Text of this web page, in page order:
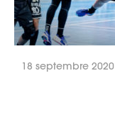
18 septembre 2020